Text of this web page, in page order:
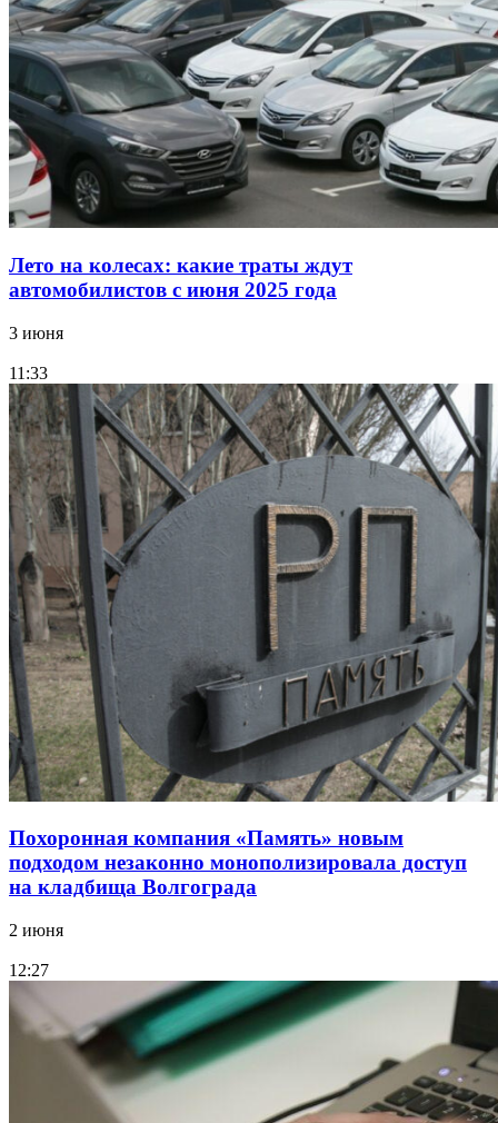
Лето на колесах: какие траты ждут
автомобилистов с июня 2025 года
3 июня
11:33
Похоронная компания «Память» новым
подходом незаконно монополизировала доступ
на кладбища Волгограда
2 июня
12:27